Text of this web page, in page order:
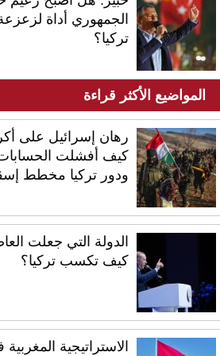
الجمهوري أداة
تركيا؟
المواضيع الأكثر قراءة
رهان إسرائيل على
كيف أفشلت
ودور تركيا مخطط
الدولة التي جعلت
كيف تكسب تركيا؟
الاستراتيجية